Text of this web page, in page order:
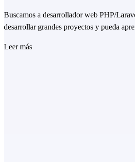
Buscamos a desarrollador web PHP/
desarrollar grandes proyectos y pueda
Leer más